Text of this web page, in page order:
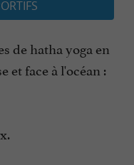
de hatha yoga en
et face à l'océan :